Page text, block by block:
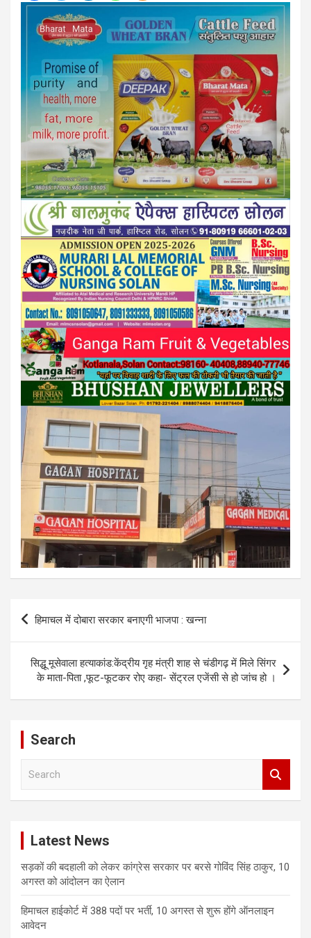
Post
हिमाचल में दोबारा सरकार बनाएगी भाजपा : खन्ना
सिद्धू मूसेवाला हत्याकांड:केंद्रीय गृह मंत्री शाह से चंडीगढ़ में मिले सिंगर
के माता-पिता ,फूट-फूटकर रोए कहा- सेंट्रल एजेंसी से हो जांच हो ।
Search
Latest News
सड़कों की बदहाली को लेकर कांग्रेस सरकार पर बरसे गोविंद सिंह ठाकुर, 10
अगस्त को आंदोलन का ऐलान
हिमाचल हाईकोर्ट में 388 पदों पर भर्ती, 10 अगस्त से शुरू होंगे ऑनलाइन
आवेदन